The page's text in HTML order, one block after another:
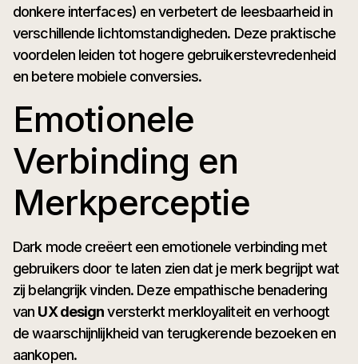
donkere interfaces) en verbetert de leesbaarheid in
verschillende lichtomstandigheden. Deze praktische
voordelen leiden tot hogere gebruikerstevredenheid
en betere mobiele conversies.
Emotionele
Verbinding en
Merkperceptie
Dark mode creëert een emotionele verbinding met
gebruikers door te laten zien dat je merk begrijpt wat
zij belangrijk vinden. Deze empathische benadering
van UX designversterkt merkloyaliteit en verhoogt
de waarschijnlijkheid van terugkerende bezoeken en
aankopen.